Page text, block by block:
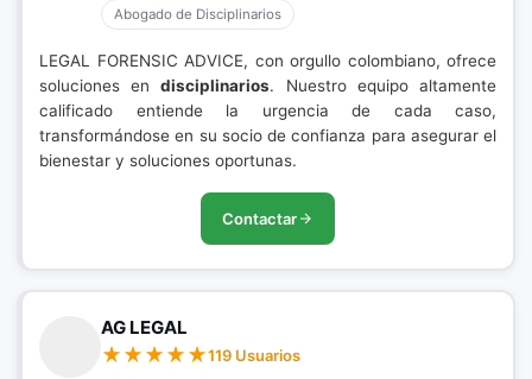
Abogado de Disciplinarios
LEGAL FORENSIC ADVICE, con orgullo colombiano, ofrece
soluciones endisciplinarios. Nuestro equipo altamente
calificado entiende la urgencia de cada caso,
transformándose en su socio de confianza para asegurar el
bienestar y soluciones oportunas.
Contactar
AG LEGAL
119 Usuarios